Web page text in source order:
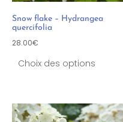
Snow flake – Hydrangea
quercifolia
28.00€
Choix des options